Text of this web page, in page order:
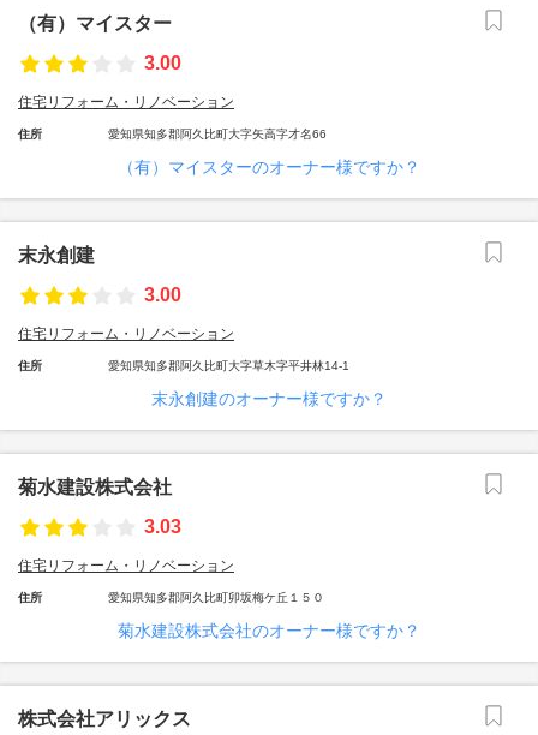
（有）マイスター
3.00
住宅リフォーム・リノベーション
住所 愛知県知多郡阿久比町大字矢高字才名66
（有）マイスターのオーナー様ですか？
末永創建
3.00
住宅リフォーム・リノベーション
住所 愛知県知多郡阿久比町大字草木字平井林14-1
末永創建のオーナー様ですか？
菊水建設株式会社
3.03
住宅リフォーム・リノベーション
住所 愛知県知多郡阿久比町卯坂梅ケ丘１５０
菊水建設株式会社のオーナー様ですか？
株式会社アリックス